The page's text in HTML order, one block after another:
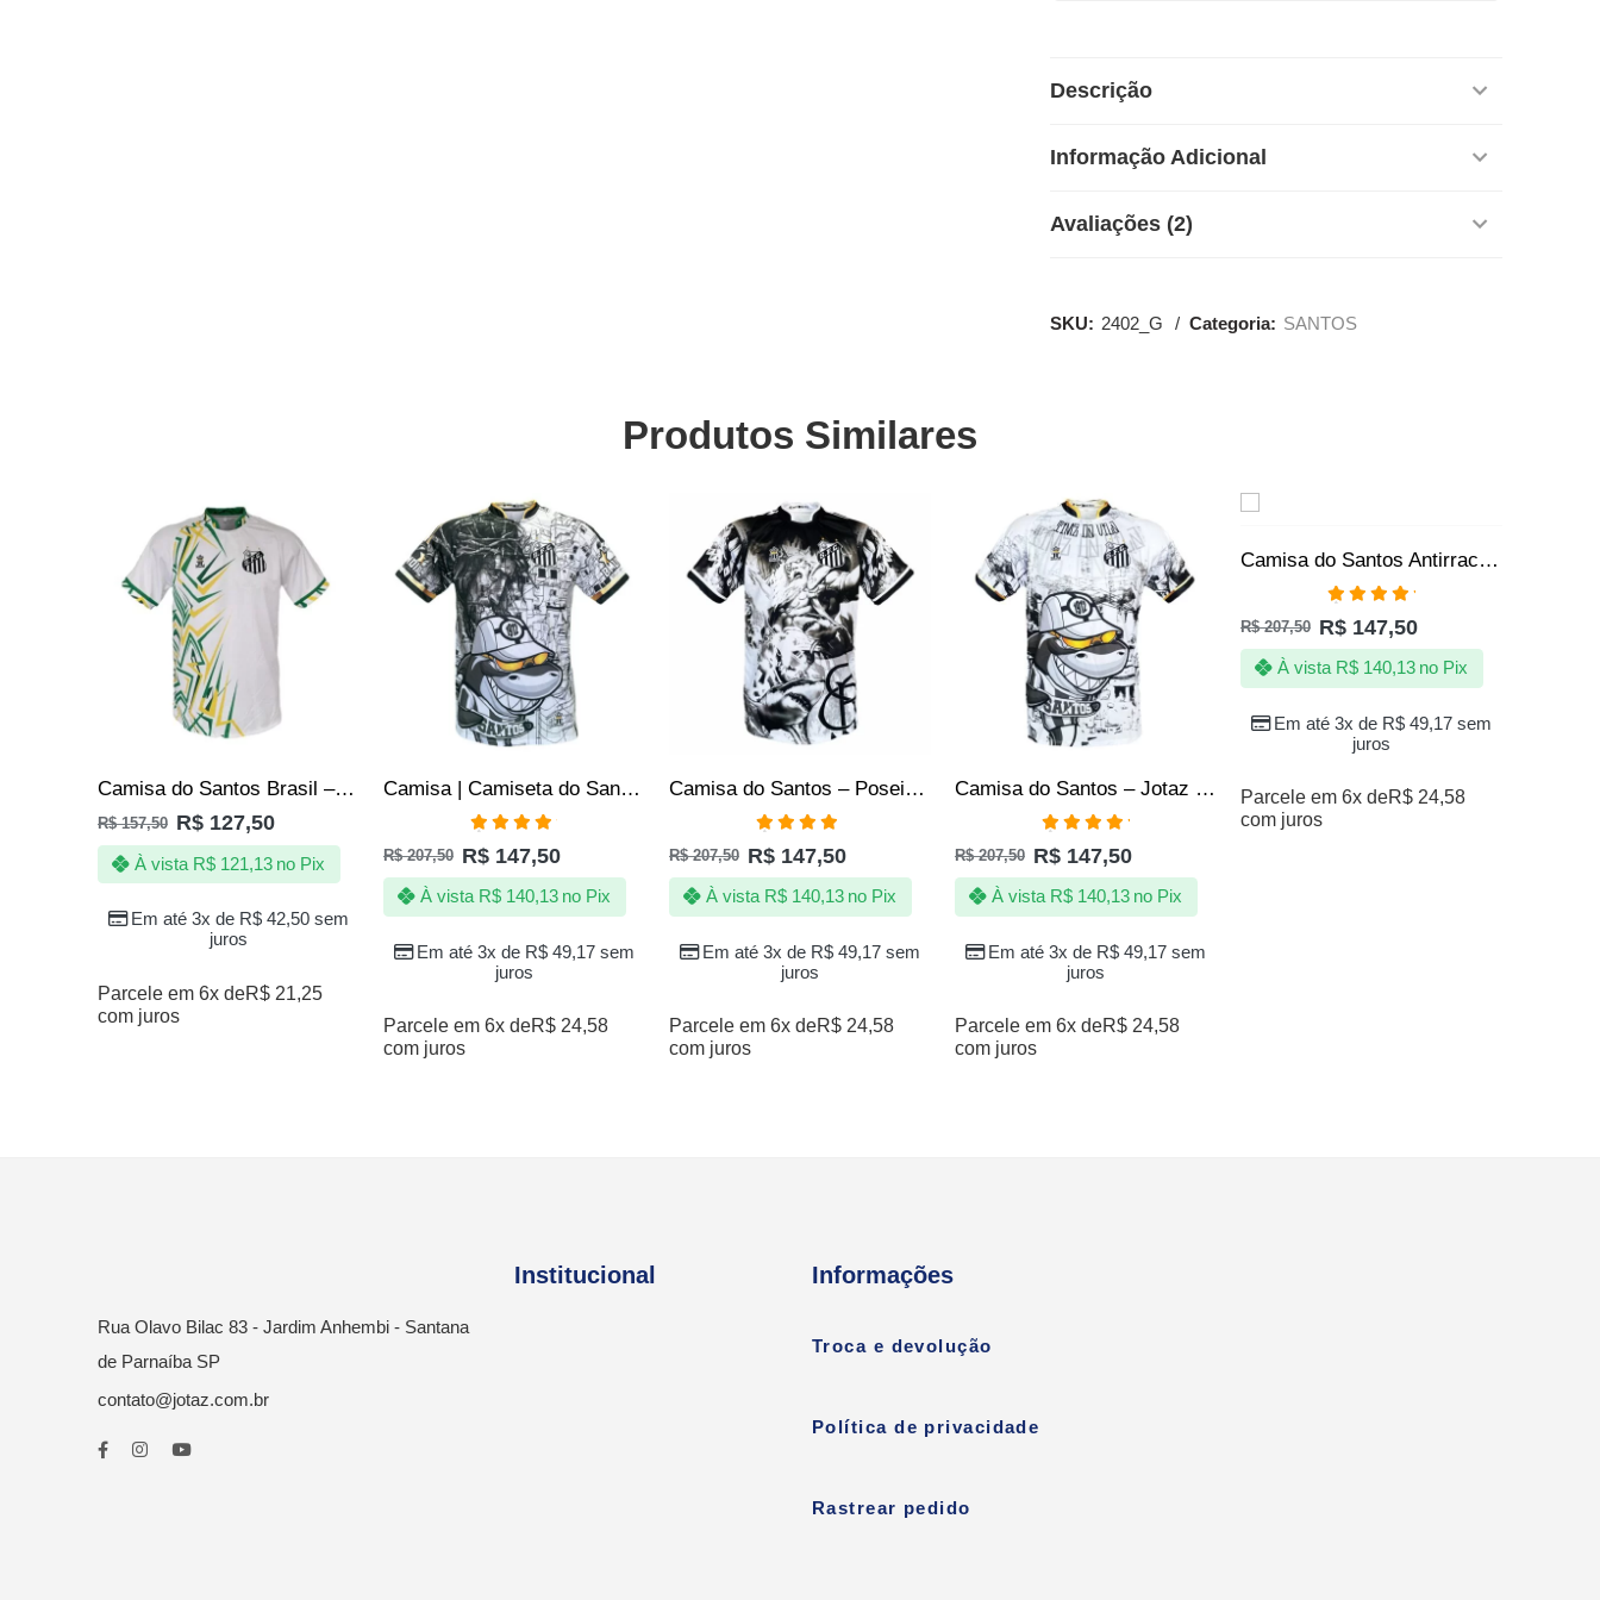
Descrição
Informação Adicional
Avaliações (2)
SKU: 2402_G Categoria: SANTOS
Produtos Similares
Camisa do Santos Brasil – Jotaz – copa – Produto Oficial
R$157,50 R$ 127,50
Em até 3x de R$ 42,50 sem
juros
À vista R$121,13 no Pix
Parcele em 6x deR$ 21,25
com juros
Camisa | Camiseta do Santos Peixão de Quebrada – 1912
Avaliação
4.89de 5
R$207,50 R$ 147,50
Em até 3x de R$ 49,17 sem
juros
À vista R$140,13 no Pix
Parcele em 6x deR$ 24,58
com juros
Camisa do Santos – Poseidon blackout – Produto Oficial Licenciado
Avaliação
4.86de 5
R$207,50 R$ 147,50
Em até 3x de R$ 49,17 sem
juros
À vista R$140,13 no Pix
Parcele em 6x deR$ 24,58
com juros
SALE
Camisa do Santos – Jotaz – Time da Vila – Masculino
Avaliação
5.00de 5
R$207,50 R$ 147,50
Em até 3x de R$ 49,17 sem
juros
À vista R$140,13 no Pix
Parcele em 6x deR$ 24,58
com juros
Camisa do Santos Antirracismo – Jotaz – Produto Oficial
Avaliação
5.00de 5
R$207,50 R$ 147,50
Em até 3x de R$ 49,17 sem
juros
À vista R$140,13 no Pix
Parcele em 6x deR$ 24,58
com juros
Rua Olavo Bilac 83 - Jardim Anhembi - Santana
de Parnaíba SP
contato@jotaz.com.br
Institucional Informações
Troca e devolução
Política de privacidade
Rastrear pedido